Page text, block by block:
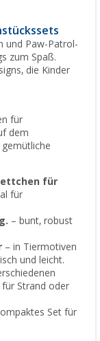
und Paw-Patrol-
zum Spaß.
die Kinder
für
dem
für
für
– bunt, robust
– in Tiermotiven
und leicht.
Strand oder
Set für